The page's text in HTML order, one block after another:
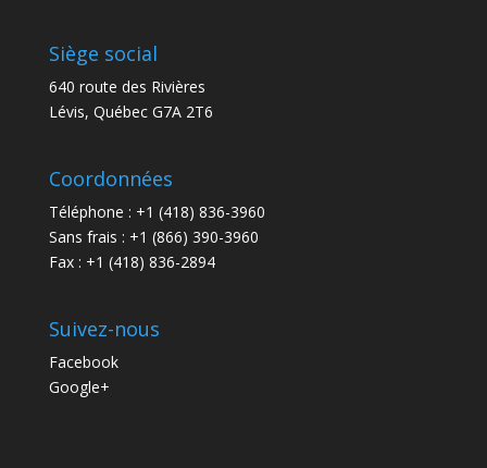
Siège social
640 route des Rivières
Lévis, Québec G7A 2T6
Coordonnées
Téléphone : +1 (418) 836-3960
Sans frais : +1 (866) 390-3960
Fax : +1 (418) 836-2894
Suivez-nous
Facebook
Google+